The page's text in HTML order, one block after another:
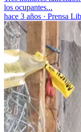
los ocupantes...
hace 3 años · Prensa